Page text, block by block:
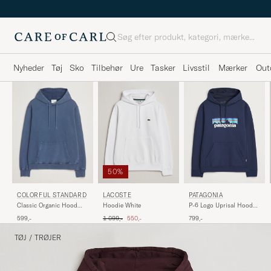
Søg
Nyheder Tøj Sko Tilbehør Ure Tasker Livsstil Mærker
COLORFUL STANDARD
Classic Organic Hood
599,-
50%
LACOSTE
Hoodie White
Ordinary pris
1 099,- Nedsat pris
550,-
PATAGONIA
P-6 Logo Uprisal Hoody
799,-
TØJ / TRØJER